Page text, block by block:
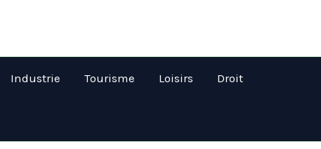
Industrie Tourisme Loisirs Droit